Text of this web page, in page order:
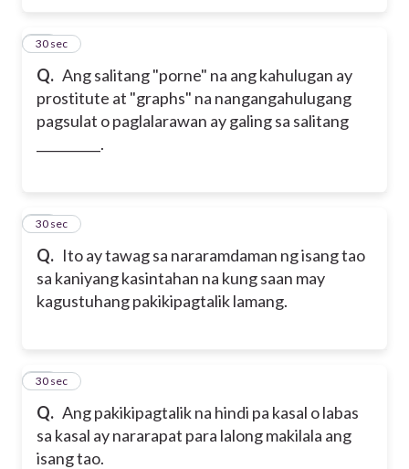
Q. Ang salitang "porne" na ang kahulugan ay
prostitute at "graphs" na nangangahulugang
pagsulat o paglalarawan ay galing sa salitang
__________.
12
30 sec
Q. Ito ay tawag sa nararamdaman ng isang tao
sa kaniyang kasintahan na kung saan may
kagustuhang pakikipagtalik lamang.
13
30 sec
Q. Ang pakikipagtalik na hindi pa kasal o labas
sa kasal ay nararapat para lalong makilala ang
isang tao.
14
30 sec